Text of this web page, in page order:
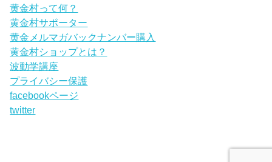
黄金村って何？
黄金村サポーター
黄金メルマガバックナンバー購入
黄金村ショップとは？
波動学講座
プライバシー保護
facebookページ
twitter